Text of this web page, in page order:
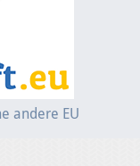
andere EU